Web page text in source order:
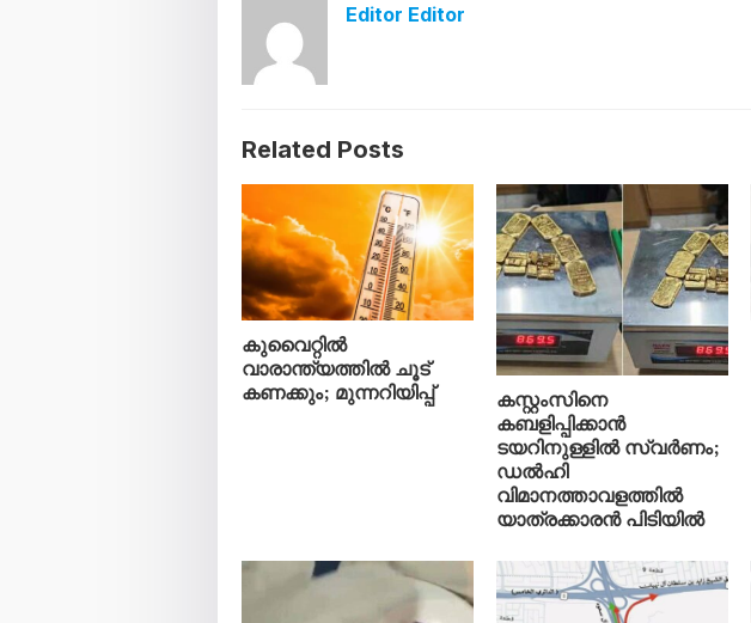
Editor Editor
Related Posts
കുവൈറ്റിൽ
വാരാന്ത്യത്തിൽ ചൂട്
കണക്കും; മുന്നറിയിപ്പ്
കസ്റ്റംസിനെ
കബളിപ്പിക്കാൻ
ടയറിനുള്ളിൽ സ്വർണം;
ഡൽഹി
വിമാനത്താവളത്തിൽ
യാത്രക്കാരൻ പിടിയിൽ